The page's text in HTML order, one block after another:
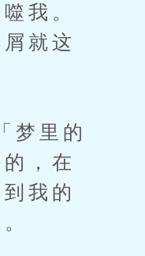
我。
就这
梦里的
，在
我的